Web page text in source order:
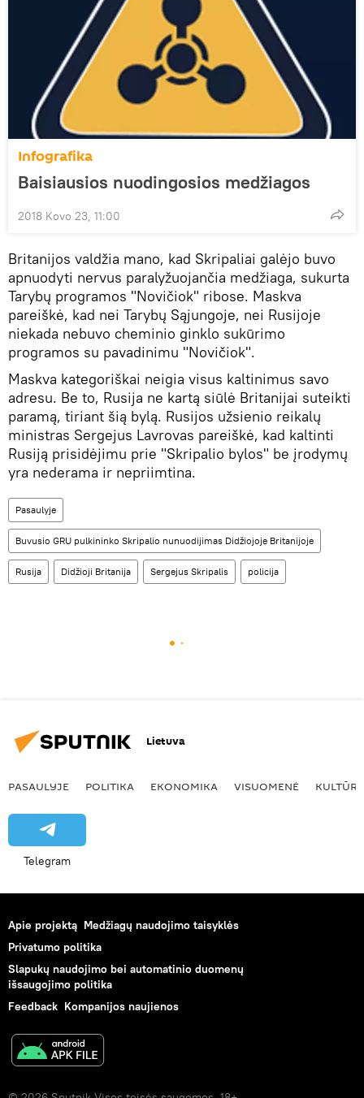
Infografika
Baisiausios nuodingosios medžiagos
2018 Kovo 23, 11:00
Britanijos valdžia mano, kad Skripaliai galėjo buvo
apnuodyti nervus paralyžuojančia medžiaga, sukurta
Tarybų programos "Novičiok" ribose. Maskva
pareiškė, kad nei Tarybų Sąjungoje, nei Rusijoje
niekada nebuvo cheminio ginklo sukūrimo
programos su pavadinimu "Novičiok".
Maskva kategoriškai neigia visus kaltinimus savo
adresu. Be to, Rusija ne kartą siūlė Britanijai suteikti
paramą, tiriant šią bylą. Rusijos užsienio reikalų
ministras Sergejus Lavrovas pareiškė, kad kaltinti
Rusiją prisidėjimu prie "Skripalio bylos" be įrodymų
yra nederama ir nepriimtina.
Pasaulyje
Buvusio GRU pulkininko Skripalio nunuodijimas Didžiojoje Britanijoje
Rusija Didžioji Britanija Sergejus Skripalis policija
Lietuva
PASAULYJE POLITIKA EKONOMIKA VISUOMENĖ KULTŪRA
Telegram
Apie projektą Medžiagų naudojimo taisyklės
Privatumo politika
Slapukų naudojimo bei automatinio duomenų
išsaugojimo politika
Feedback Kompanijos naujienos